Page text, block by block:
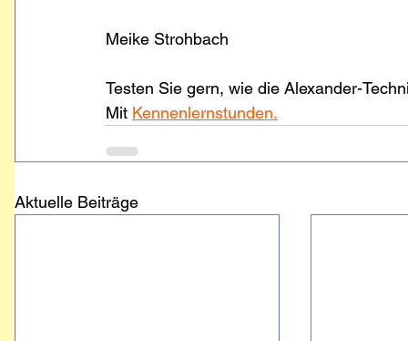
Meike Strohbach
Testen Sie gern, wie die Alexander-
Mit Kennenlernstunden.
Aktuelle Beiträge